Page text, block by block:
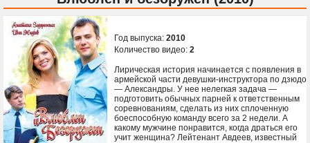
Год выпуска: 2010
Количество видео: 2
Лирическая история начинается с появления в
армейской части девушки-инструктора по дзюдо
— Александры. У нее нелегкая задача —
подготовить обычных парней к ответственным
соревнованиям, сделать из них сплоченную
боеспособную команду всего за 2 недели. А
какому мужчине понравится, когда драться его
учит женщина? Лейтенант Авдеев, известный